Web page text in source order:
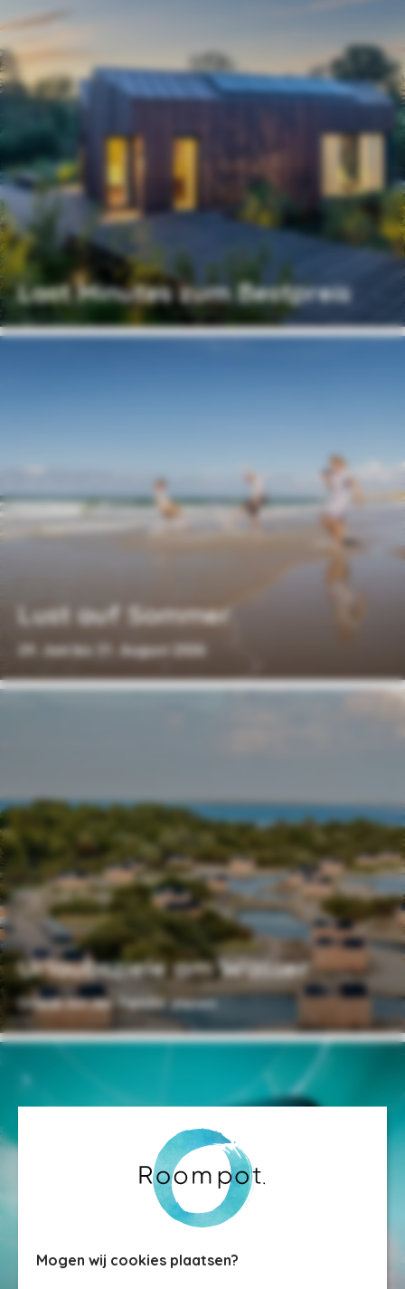
Mogen wij cookies plaatsen?
Last Minutes zum Bestpreis
Lust auf Sommer
29. Juni bis 31. August 2026
Urlaubsziele am Wasser
Urlaub mit der Familie planen